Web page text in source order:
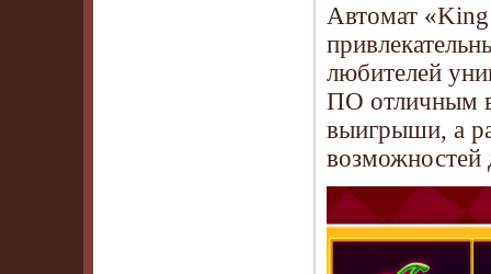
Автомат
любителей
ПО отличным
выигрыши, а
возможностей